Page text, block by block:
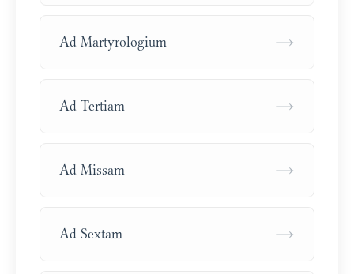
Ad Martyrologium →
Ad Tertiam →
Ad Missam →
Ad Sextam →